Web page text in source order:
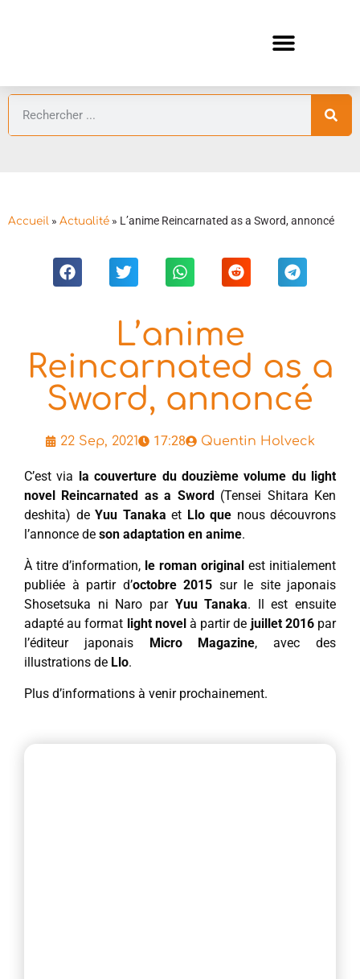
Accueil » Actualité » L’anime Reincarnated as a Sword, annoncé
L’anime
Reincarnated as a
Sword, annoncé
22 Sep, 2021 17:28 Quentin Holveck
C’est via la couverture du douzième volume du light
novel Reincarnated as a Sword(Tensei Shitara Ken
deshita) de Yuu Tanaka et Llo que nous découvrons
l’annonce de son adaptation en anime.
À titre d’information, le roman original est initialement
publiée à partir d’octobre 2015 sur le site japonais
Shosetsuka ni Naro par Yuu Tanaka. Il est ensuite
adapté au format light novelà partir de juillet 2016par
l’éditeur japonais Micro Magazine, avec des
illustrations de Llo.
Plus d’informations à venir prochainement.